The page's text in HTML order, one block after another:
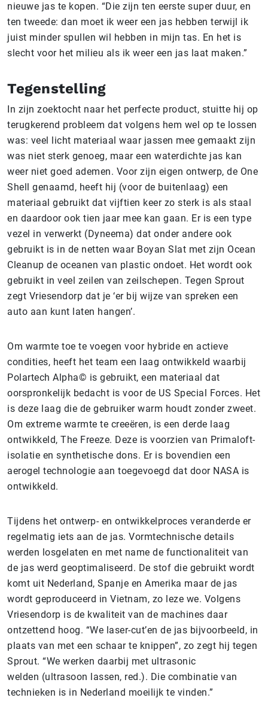
nieuwe jas te kopen. “Die zijn ten eerste super duur, en
ten tweede: dan moet ik weer een jas hebben terwijl ik
juist minder spullen wil hebben in mijn tas. En het is
slecht voor het milieu als ik weer een jas laat maken.”
Tegenstelling
In zijn zoektocht naar het perfecte product, stuitte hij op
terugkerend probleem dat volgens hem wel op te lossen
was: veel licht materiaal waar jassen mee gemaakt zijn
was niet sterk genoeg, maar een waterdichte jas kan
weer niet goed ademen. Voor zijn eigen ontwerp, de One
Shell genaamd, heeft hij (voor de buitenlaag) een
materiaal gebruikt dat vijftien keer zo sterk is als staal
en daardoor ook tien jaar mee kan gaan. Er is een type
vezel in verwerkt (Dyneema) dat onder andere ook
gebruikt is in de netten waar Boyan Slat met zijn Ocean
Cleanup de oceanen van plastic ondoet. Het wordt ook
gebruikt in veel zeilen van zeilschepen. Tegen Sprout
zegt Vriesendorp dat je ‘er bij wijze van spreken een
auto aan kunt laten hangen’.
Om warmte toe te voegen voor hybride en actieve
condities, heeft het team een laag ontwikkeld waarbij
Polartech Alpha© is gebruikt, een materiaal dat
oorspronkelijk bedacht is voor de US Special Forces. Het
is deze laag die de gebruiker warm houdt zonder zweet.
Om extreme warmte te creeëren, is een derde laag
ontwikkeld, The Freeze. Deze is voorzien van Primaloft-
isolatie en synthetische dons. Er is bovendien een
aerogel technologie aan toegevoegd dat door NASA is
ontwikkeld.
Tijdens het ontwerp- en ontwikkelproces veranderde er
regelmatig iets aan de jas. Vormtechnische details
werden losgelaten en met name de functionaliteit van
de jas werd geoptimaliseerd. De stof die gebruikt wordt
komt uit Nederland, Spanje en Amerika maar de jas
wordt geproduceerd in Vietnam, zo leze we. Volgens
Vriesendorp is de kwaliteit van de machines daar
ontzettend hoog. “We laser-cut’en de jas bijvoorbeeld, in
plaats van met een schaar te knippen”, zo zegt hij tegen
Sprout. “We werken daarbij met ultrasonic
welden (ultrasoon lassen, red.). Die combinatie van
technieken is in Nederland moeilijk te vinden.”